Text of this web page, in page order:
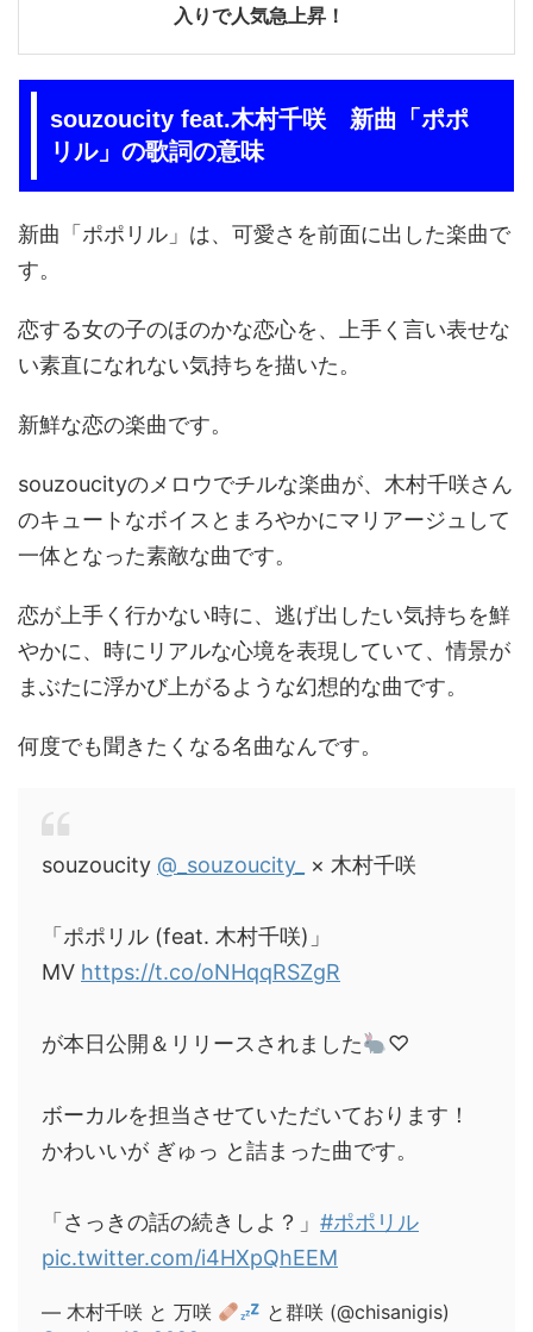
入りで人気急上昇！
souzoucity feat.木村千咲 新曲「ポポ
リル」の歌詞の意味
新曲「ポポリル」は、可愛さを前面に出した楽曲で
す。
恋する女の子のほのかな恋心を、上手く言い表せな
い素直になれない気持ちを描いた。
新鮮な恋の楽曲です。
souzoucityのメロウでチルな楽曲が、木村千咲さん
のキュートなボイスとまろやかにマリアージュして
一体となった素敵な曲です。
恋が上手く行かない時に、逃げ出したい気持ちを鮮
やかに、時にリアルな心境を表現していて、情景が
まぶたに浮かび上がるような幻想的な曲です。
何度でも聞きたくなる名曲なんです。
souzoucity @_souzoucity_ × 木村千咲
「ポポリル (feat. 木村千咲)」
MV https://t.co/oNHqqRSZgR
が本日公開＆リリースされました ♡
ボーカルを担当させていただいております！
かわいいが ぎゅっ と詰まった曲です。
「さっきの話の続きしよ？」 #ポポリル
pic.twitter.com/i4HXpQhEEM
— 木村千咲 と 万咲
と群咲 (@chisanigis)